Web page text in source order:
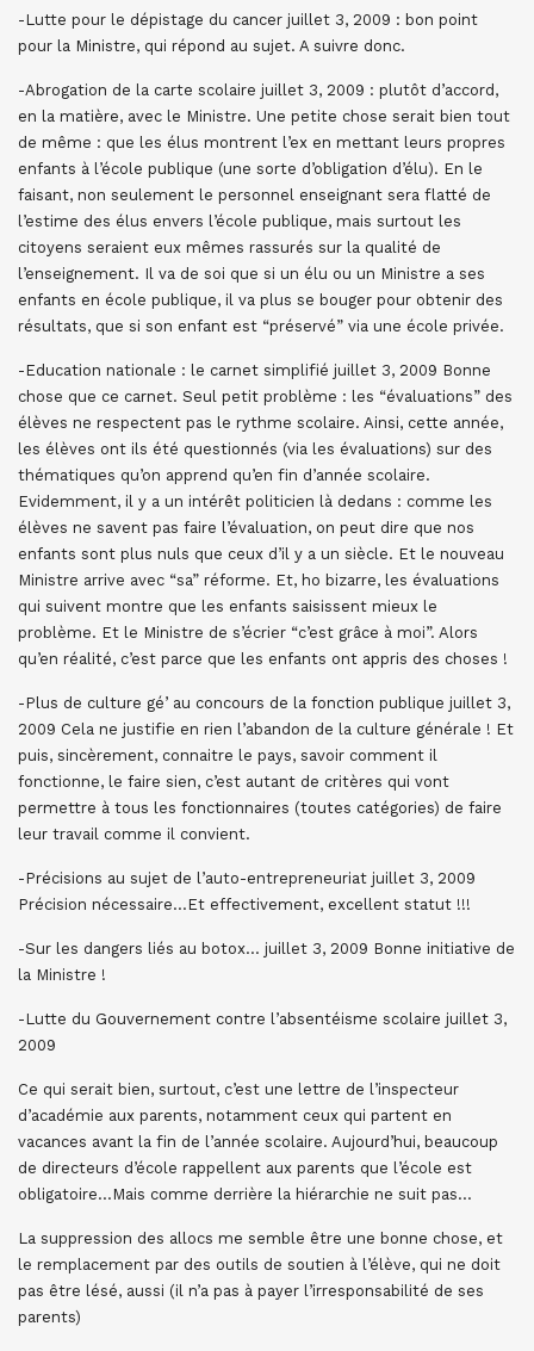
-Lutte pour le dépistage du cancer juillet 3, 2009 : bon point
pour la Ministre, qui répond au sujet. A suivre donc.
-Abrogation de la carte scolaire juillet 3, 2009 : plutôt d’accord,
en la matière, avec le Ministre. Une petite chose serait bien tout
de même : que les élus montrent l’ex en mettant leurs propres
enfants à l’école publique (une sorte d’obligation d’élu). En le
faisant, non seulement le personnel enseignant sera flatté de
l’estime des élus envers l’école publique, mais surtout les
citoyens seraient eux mêmes rassurés sur la qualité de
l’enseignement. Il va de soi que si un élu ou un Ministre a ses
enfants en école publique, il va plus se bouger pour obtenir des
résultats, que si son enfant est “préservé” via une école privée.
-Education nationale : le carnet simplifié juillet 3, 2009 Bonne
chose que ce carnet. Seul petit problème : les “évaluations” des
élèves ne respectent pas le rythme scolaire. Ainsi, cette année,
les élèves ont ils été questionnés (via les évaluations) sur des
thématiques qu’on apprend qu’en fin d’année scolaire.
Evidemment, il y a un intérêt politicien là dedans : comme les
élèves ne savent pas faire l’évaluation, on peut dire que nos
enfants sont plus nuls que ceux d’il y a un siècle. Et le nouveau
Ministre arrive avec “sa” réforme. Et, ho bizarre, les évaluations
qui suivent montre que les enfants saisissent mieux le
problème. Et le Ministre de s’écrier “c’est grâce à moi”. Alors
qu’en réalité, c’est parce que les enfants ont appris des choses !
-Plus de culture gé’ au concours de la fonction publique juillet 3,
2009 Cela ne justifie en rien l’abandon de la culture générale ! Et
puis, sincèrement, connaitre le pays, savoir comment il
fonctionne, le faire sien, c’est autant de critères qui vont
permettre à tous les fonctionnaires (toutes catégories) de faire
leur travail comme il convient.
-Précisions au sujet de l’auto-entrepreneuriat juillet 3, 2009
Précision nécessaire…Et effectivement, excellent statut !!!
-Sur les dangers liés au botox… juillet 3, 2009 Bonne initiative de
la Ministre !
-Lutte du Gouvernement contre l’absentéisme scolaire juillet 3,
2009
Ce qui serait bien, surtout, c’est une lettre de l’inspecteur
d’académie aux parents, notamment ceux qui partent en
vacances avant la fin de l’année scolaire. Aujourd’hui, beaucoup
de directeurs d’école rappellent aux parents que l’école est
obligatoire…Mais comme derrière la hiérarchie ne suit pas…
La suppression des allocs me semble être une bonne chose, et
le remplacement par des outils de soutien à l’élève, qui ne doit
pas être lésé, aussi (il n’a pas à payer l’irresponsabilité de ses
parents)